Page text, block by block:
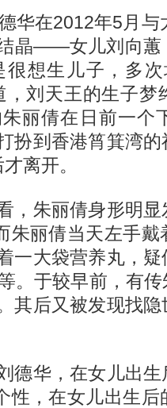
在2012年5月与
晶——女儿刘向蕙
想生儿子，多
，刘天王的生子梦
丽倩在日前一个
扮到香港筲箕湾
离开。
朱丽倩身形明显
朱丽倩当天左手
一大袋营养丸，
。于较早前，有
其后又被发现找
华，在女儿出生
性，在女儿出生